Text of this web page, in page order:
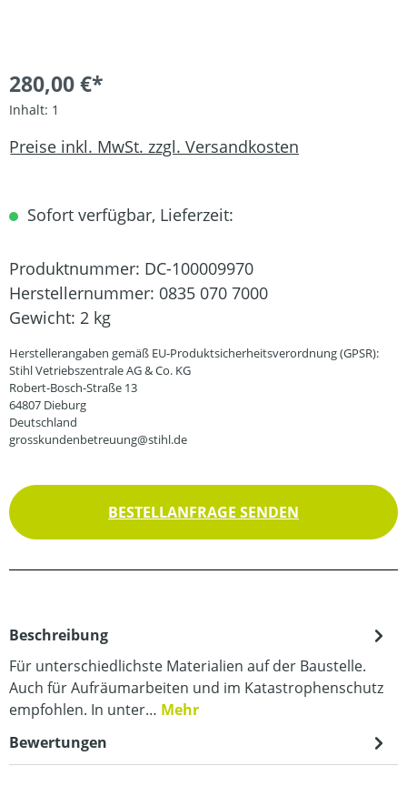
280,00 €*
Inhalt: 1
Preise inkl. MwSt. zzgl. Versandkosten
Sofort verfügbar, Lieferzeit:
Produktnummer: DC-100009970
Herstellernummer: 0835 070 7000
Gewicht: 2 kg
Herstellerangaben gemäß EU-Produktsicherheitsverordnung (GPSR):
Stihl Vetriebszentrale AG & Co. KG
Robert-Bosch-Straße 13
64807 Dieburg
Deutschland
grosskundenbetreuung@stihl.de
BESTELLANFRAGE SENDEN
Beschreibung
Für unterschiedlichste Materialien auf der Baustelle.
Auch für Aufräumarbeiten und im Katastrophenschutz
empfohlen. In unter… Mehr
Bewertungen